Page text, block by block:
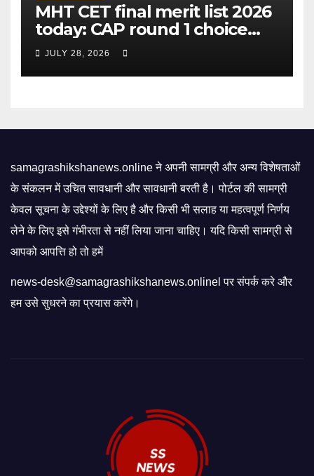
MHT CET final merit list 2026
today: CAP round 1 choice
filling starts, here's what
candidates should know |
Mint
JULY 28, 2026
samagrashikshanews.online ने अपनी सामग्री और अन्य विशेषताओं
के संकलन में उचित सावधानी और सावधानी बरती है। पोर्टल की सामग्री
केवल सूचना के उद्देश्यों के लिए है और किसी भी सलाह या महत्वपूर्ण निर्णय
लेने के लिए इसे गंभीरता से नहीं लिया जाना चाहिए। यदि किसी सामग्री से
आपको आपत्ति हो तो हमें
news-desk@samagrashikshanews.onlinel पर संपर्क करे और
हम उसे सुधरने का प्रयास करेंगे।